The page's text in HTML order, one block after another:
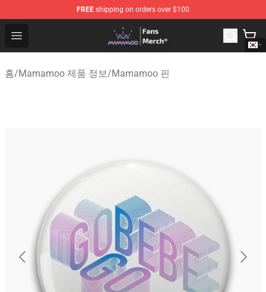
FREE shipping on orders over $100
Open menu
Mamamoo Store - Official Mamamoo Merchandise Shop
홈/Mamamoo 제품 정보/Mamamoo 핀